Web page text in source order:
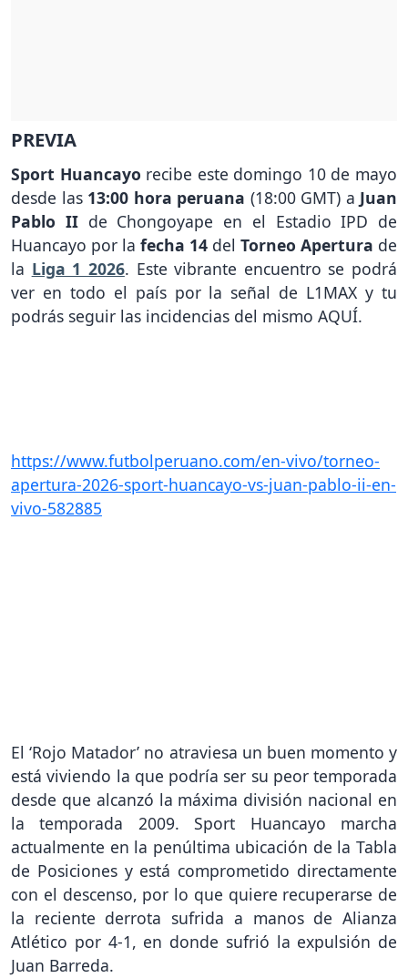
PREVIA
Sport Huancayo recibe este domingo 10 de mayo
desde las 13:00 hora peruana (18:00 GMT) a Juan
Pablo II de Chongoyape en el Estadio IPD de
Huancayo por la fecha 14 del Torneo Apertura de
la Liga 1 2026. Este vibrante encuentro se podrá
ver en todo el país por la señal de L1MAX y tu
podrás seguir las incidencias del mismo AQUÍ.
https://www.futbolperuano.com/en-vivo/torneo-
apertura-2026-sport-huancayo-vs-juan-pablo-ii-en-
vivo-582885
El ‘Rojo Matador’ no atraviesa un buen momento y
está viviendo la que podría ser su peor temporada
desde que alcanzó la máxima división nacional en
la temporada 2009. Sport Huancayo marcha
actualmente en la penúltima ubicación de la Tabla
de Posiciones y está comprometido directamente
con el descenso, por lo que quiere recuperarse de
la reciente derrota sufrida a manos de Alianza
Atlético por 4-1, en donde sufrió la expulsión de
Juan Barreda.